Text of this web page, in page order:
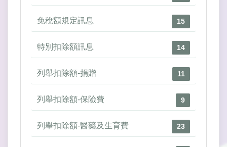
免稅額規定訊息 15
特別扣除額訊息 14
列舉扣除額-捐贈 11
列舉扣除額-保險費 9
列舉扣除額-醫藥及生育費 23